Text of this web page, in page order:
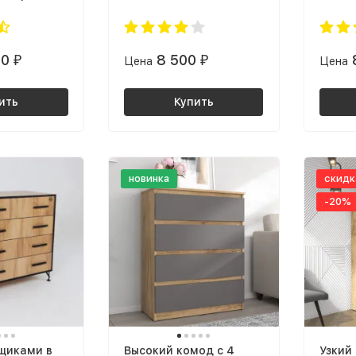
₽ Цена 8 500 ₽
Купить
Цена
в
новинка
Высокий комод с 4
-20%